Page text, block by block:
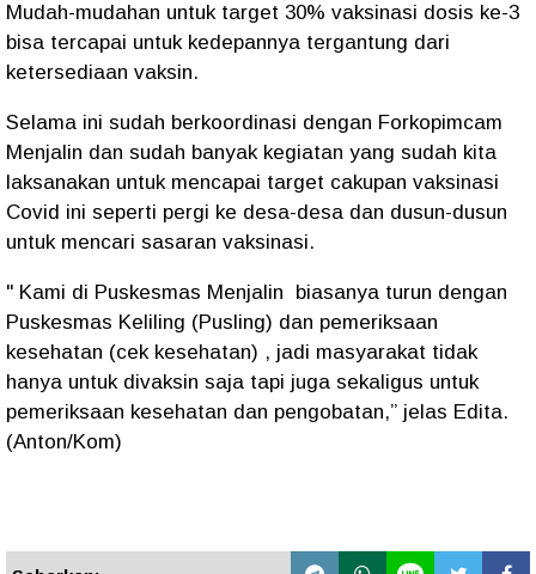
Mudah-mudahan untuk target 30% vaksinasi dosis ke-3
bisa tercapai untuk kedepannya tergantung dari
ketersediaan vaksin.
Selama ini sudah berkoordinasi dengan Forkopimcam
Menjalin dan sudah banyak kegiatan yang sudah kita
laksanakan untuk mencapai target cakupan vaksinasi
Covid ini seperti pergi ke desa-desa dan dusun-dusun
untuk mencari sasaran vaksinasi.
" Kami di Puskesmas Menjalin biasanya turun dengan
Puskesmas Keliling (Pusling) dan pemeriksaan
kesehatan (cek kesehatan) , jadi masyarakat tidak
hanya untuk divaksin saja tapi juga sekaligus untuk
pemeriksaan kesehatan dan pengobatan,” jelas Edita.
(Anton/Kom)